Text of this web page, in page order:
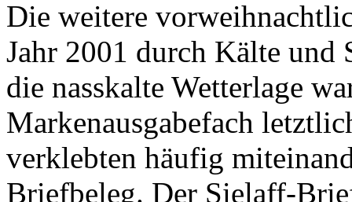
Die weitere
Jahr 2001 durch Kälte und
die nasskalte Wetterlage
Markenausgabefach
verklebten häufig
Briefbeleg. Der Sielaff-